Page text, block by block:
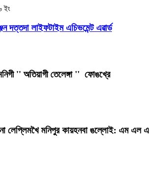
ইং
দত্তদা লাইফটাইম এচিভমেন্ট এৱার্ড
'' অতিয়াগী তেলেঙ্গা '' ফোঙখ্রে
লেপ্লিমখৈ মনিপুর কায়হনবা ঙল্লোই: এম এল এ